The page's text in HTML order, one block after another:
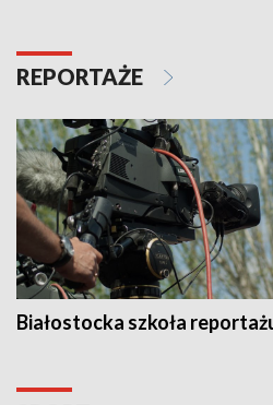
REPORTAŻE
Białostocka szkoła